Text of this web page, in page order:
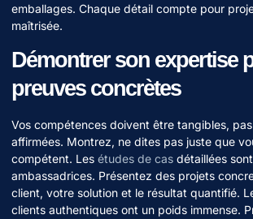
emballages. Chaque détail compte pour
maîtrisée.
Démontrer son expertise
preuves concrètes
Vos compétences doivent être tangibles,
affirmées. Montrez, ne dites pas juste que
compétent. Les études de cas détaillées
ambassadrices. Présentez des projets
client, votre solution et le résultat quantifié.
clients authentiques ont un poids immense.